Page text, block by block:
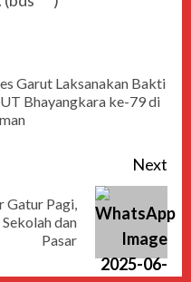
Garut Laksanakan Bakti
Bhayangkara ke-79 di
Next
Gatur Pagi,
dan
Pasar